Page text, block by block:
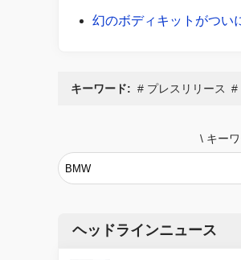
幻のボディキットがつい
キーワード: プレスリリース
\ キー
ヘッドラインニュース